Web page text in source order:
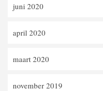
juni 2020
april 2020
maart 2020
november 2019